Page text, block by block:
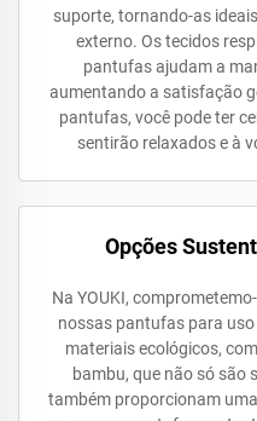
suporte, tornando-as
externo. Os tecidos
pantufas ajudam a
aumentando a satisfação
pantufas, você pode ter
sentirão relaxados e à
Opções
Na YOUKI,
nossas pantufas para
materiais ecológicos,
bambu, que não só são
também proporcionam